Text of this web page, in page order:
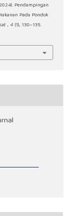
Pendampingan
Pada Pondok
, 4 (1), 130–135.